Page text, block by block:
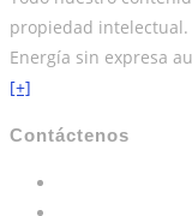
propiedad
Energía sin expresa
[+]
Contáctenos